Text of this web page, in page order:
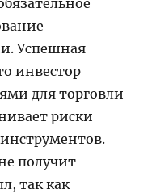
Успешная
инвестор
для торговли
риски
получит
так как